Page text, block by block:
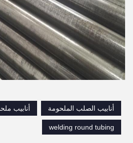
أنابيب الصلب الملحومة
أنابيب
welding round tubing